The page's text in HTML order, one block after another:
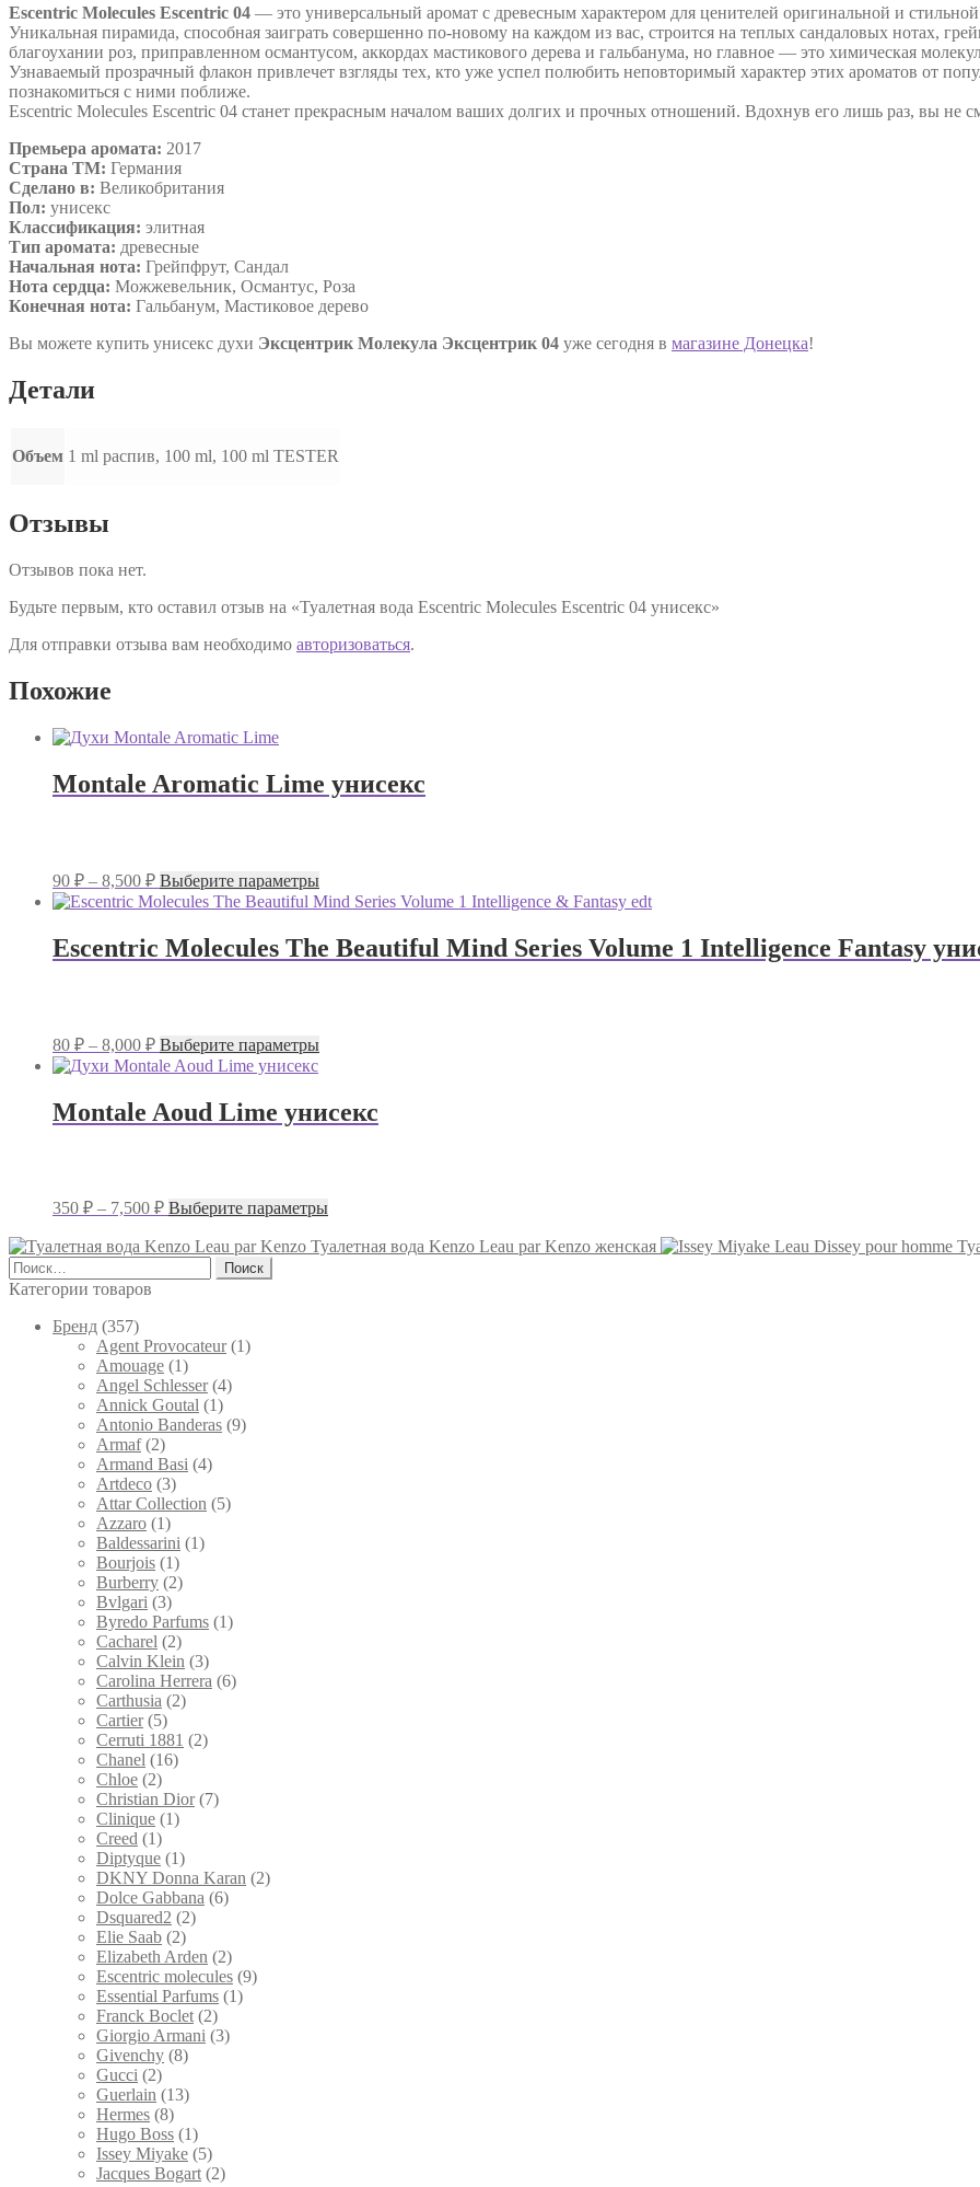
Escentric Molecules Escentric 04 — это универсальный аромат с древесным характером для ценителей оригинальной и
Уникальная пирамида, способная заиграть совершенно по-новому на каждом из вас, строится на теплых сандаловых нотах,
благоухании роз, приправленном османтусом, аккордах мастикового дерева и гальбанума, но главное — это химическая
Узнаваемый прозрачный флакон привлечет взгляды тех, кто уже успел полюбить неповторимый характер этих ароматов от
познакомиться с ними поближе.
Escentric Molecules Escentric 04 станет прекрасным началом ваших долгих и прочных отношений. Вдохнув его лишь раз, вы не
Премьера аромата: 2017
Страна ТМ: Германия
Сделано в: Великобритания
Пол: унисекс
Классификация: элитная
Тип аромата: древесные
Начальная нота: Грейпфрут, Сандал
Нота сердца: Можжевельник, Османтус, Роза
Конечная нота: Гальбанум, Мастиковое дерево
Вы можете купить унисекс духи Эксцентрик Молекула Эксцентрик 04 уже сегодня в магазине Донецка!
Детали
Объем 1 ml распив, 100 ml, 100 ml TESTER
Отзывы
Отзывов пока нет.
Будьте первым, кто оставил отзыв на «Туалетная вода Escentric Molecules Escentric 04 унисекс»
Для отправки отзыва вам необходимо авторизоваться.
Похожие
Montale Aromatic Lime унисекс
90 ₽ – 8,500 ₽Диапазон
цен:
8,500 ₽
Выберите параметрыЭтот
товар
имеет
несколько
вариаций.
странице
Escentric Molecules The Beautiful Mind Series Volume 1 Intelligence Fantasy
80 ₽ – 8,000 ₽Диапазон
цен:
–
8,000 ₽
Выберите параметрыЭтот
вариаций.
странице
товара.
Montale Aoud Lime унисекс
350 ₽ – 7,500 ₽Диапазон
350 ₽
Выберите параметрыЭтот
имеет
Туалетная вода Kenzo Leau par Kenzo женская
Найти:
Категории товаров
Брeнд (357)
Agent Provocateur (1)
Amouage (1)
Angel Schlesser (4)
Annick Goutal (1)
Antonio Banderas (9)
Armaf (2)
Armand Basi (4)
Artdeco (3)
Attar Collection (5)
Azzaro (1)
Baldessarini (1)
Bourjois (1)
Burberry (2)
Bvlgari (3)
Byredo Parfums (1)
Cacharel (2)
Calvin Klein (3)
Carolina Herrera (6)
Carthusia (2)
Cartier (5)
Cerruti 1881 (2)
Chanel (16)
Chloe (2)
Christian Dior (7)
Clinique (1)
Creed (1)
Diptyque (1)
DKNY Donna Karan (2)
Dolce Gabbana (6)
Dsquared2 (2)
Elie Saab (2)
Elizabeth Arden (2)
Escentric molecules (9)
Essential Parfums (1)
Franck Boclet (2)
Giorgio Armani (3)
Givenchy (8)
Gucci (2)
Guerlain (13)
Hermes (8)
Hugo Boss (1)
Issey Miyake (5)
Jacques Bogart (2)